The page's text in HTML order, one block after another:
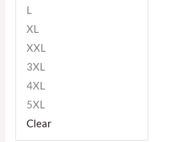
L
XL
XXL
3XL
4XL
5XL
Clear